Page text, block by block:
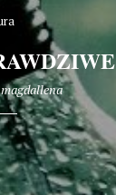
magdallena